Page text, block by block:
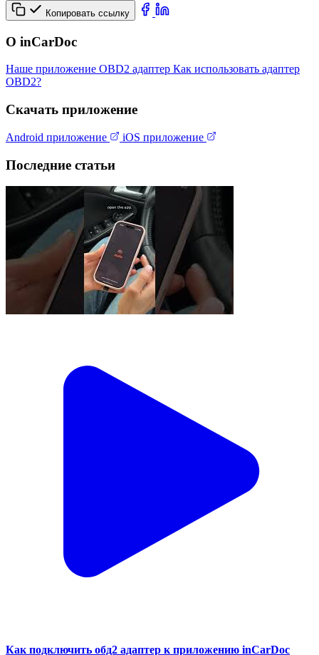
Копировать ссылку
О inCarDoc
Наше приложение OBD2 адаптер Как использовать адаптер
OBD2?
Скачать приложение
Android приложение iOS приложение
Последние статьи
Как подключить обд2 адаптер к приложению inCarDoc